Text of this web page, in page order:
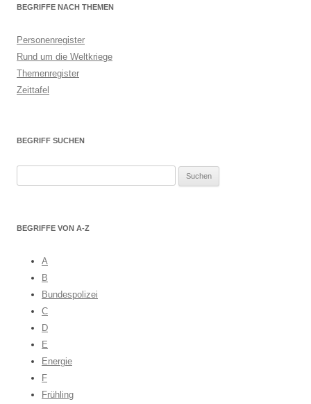
BEGRIFFE NACH THEMEN
Personenregister
Rund um die Weltkriege
Themenregister
Zeittafel
BEGRIFF SUCHEN
h
BEGRIFFE VON A-Z
A
B
Bundespolizei
C
D
E
Energie
F
Frühling